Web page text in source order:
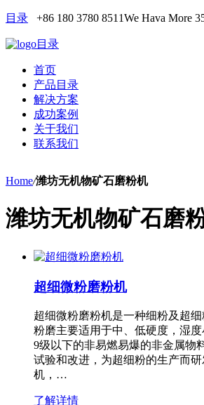
目录 +86 180 3780 8511We Hava More
目录
首页
产品目录
解决方案
成功案例
关于我们
联系我们
Home/潍坊无机物矿石磨粉机
潍坊无机物矿石磨
超细微粉磨粉机
超细微粉磨粉机是一种细粉及超
粉磨主要适用于中、低硬度，湿
9级以下的非易燃易爆的非金属物
试验和改进，为超细粉的生产而
机，…
了解详情